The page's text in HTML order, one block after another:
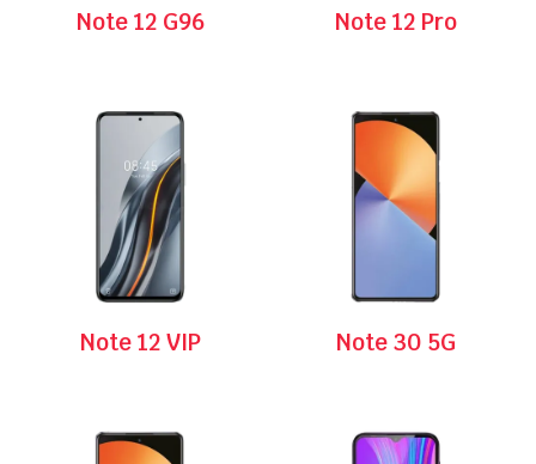
Note 12 G96 Note 12 Pro
Note 12 VIP Note 30 5G